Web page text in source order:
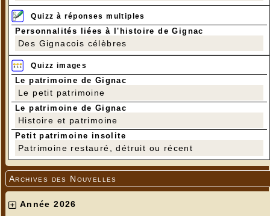
Quizz à réponses multiples
Personnalités liées à l'histoire de Gignac
Des Gignacois célèbres
Quizz images
Le patrimoine de Gignac
Le petit patrimoine
Le patrimoine de Gignac
Histoire et patrimoine
Petit patrimoine insolite
Patrimoine restauré, détruit ou récent
Archives des Nouvelles
Année 2026